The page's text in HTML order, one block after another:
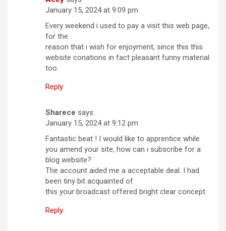
January 15, 2024 at 9:09 pm
Every weekend i used to pay a visit this web page,
for the
reason that i wish for enjoyment, since this this
website conations in fact pleasant funny material
too.
Reply
Sharece says:
January 15, 2024 at 9:12 pm
Fantastic beat ! I would like to apprentice while
you amend your site, how can i subscribe for a
blog website?
The account aided me a acceptable deal. I had
been tiny bit acquainted of
this your broadcast offered bright clear concept
Reply